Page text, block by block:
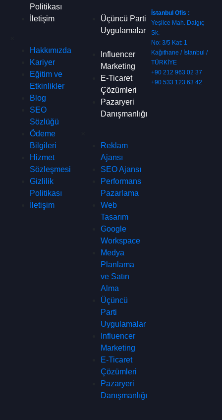
Politikası
İletişim
Hakkımızda
Kariyer
Eğitim ve
Etkinlikler
Blog
SEO
Sözlüğü
Ödeme
Bilgileri
Hizmet
Sözleşmesi
Gizlilik
Politikası
İletişim
Üçüncü Parti
Uygulamalar
Influencer
Marketing
E-Ticaret
Çözümleri
Pazaryeri
Danışmanlığı
Reklam
Ajansı
SEO Ajansı
Performans
Pazarlama
Web
Tasarım
Google
Workspace
Medya
Planlama
ve Satın
Alma
Üçüncü
Parti
Uygulamalar
Influencer
Marketing
E-Ticaret
Çözümleri
Pazaryeri
Danışmanlığı
İstanbul Ofis :
Yeşilce Mah. Dalgıç
Sk.
No: 3/5 Kat: 1
Kağıthane / İstanbul /
TÜRKİYE
+90 212 963 02 37
+90 533 123 63 42